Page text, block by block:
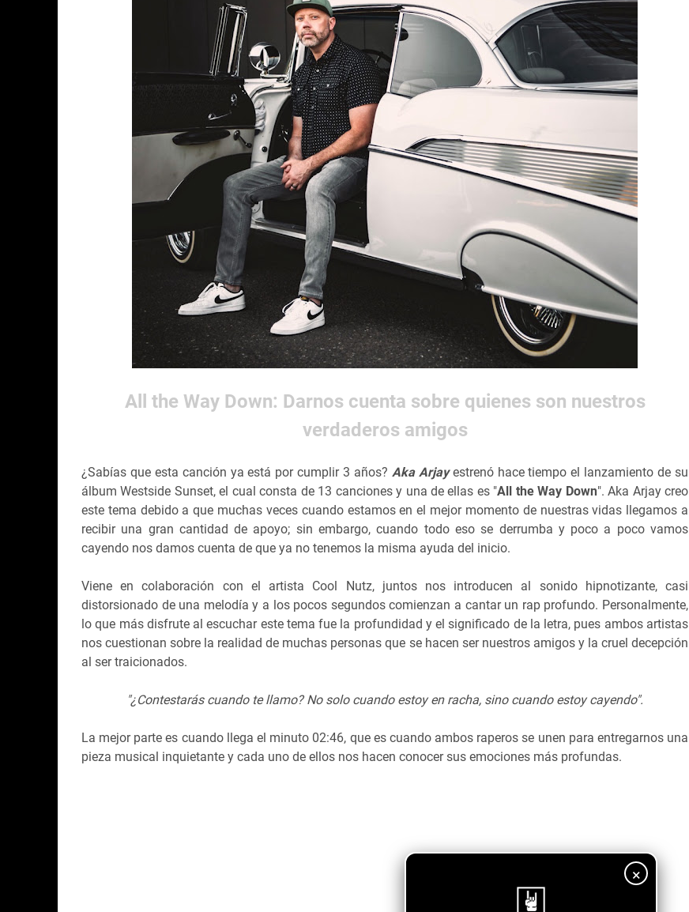
×
All the Way Down: Darnos cuenta sobre quienes son nuestros
verdaderos amigos
¿Sabías que esta canción ya está por cumplir 3 años? Aka Arjay estrenó hace tiempo el lanzamiento de su
álbum Westside Sunset, el cual consta de 13 canciones y una de ellas es "All the Way Down". Aka Arjay creo
este tema debido a que muchas veces cuando estamos en el mejor momento de nuestras vidas llegamos a
recibir una gran cantidad de apoyo; sin embargo, cuando todo eso se derrumba y poco a poco vamos
cayendo nos damos cuenta de que ya no tenemos la misma ayuda del inicio.
Viene en colaboración con el artista Cool Nutz, juntos nos introducen al sonido hipnotizante, casi
distorsionado de una melodía y a los pocos segundos comienzan a cantar un rap profundo. Personalmente,
lo que más disfrute al escuchar este tema fue la profundidad y el significado de la letra, pues ambos artistas
nos cuestionan sobre la realidad de muchas personas que se hacen ser nuestros amigos y la cruel decepción
al ser traicionados.
"¿Contestarás cuando te llamo? No solo cuando estoy en racha, sino cuando estoy cayendo".
La mejor parte es cuando llega el minuto 02:46, que es cuando ambos raperos se unen para entregarnos una
pieza musical inquietante y cada uno de ellos nos hacen conocer sus emociones más profundas.